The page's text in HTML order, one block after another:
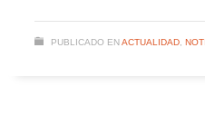
PUBLICADO EN ACTUALIDAD,